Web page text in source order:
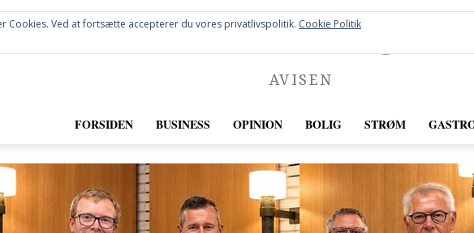
FREDERICIA
AVISEN
FORSIDEN BUSINESS OPINION BOLIG STRØM
Cookies. Ved at fortsætte accepterer du vores privatlivspolitik. Cookie Politik